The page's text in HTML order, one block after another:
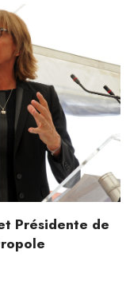
Présidente de